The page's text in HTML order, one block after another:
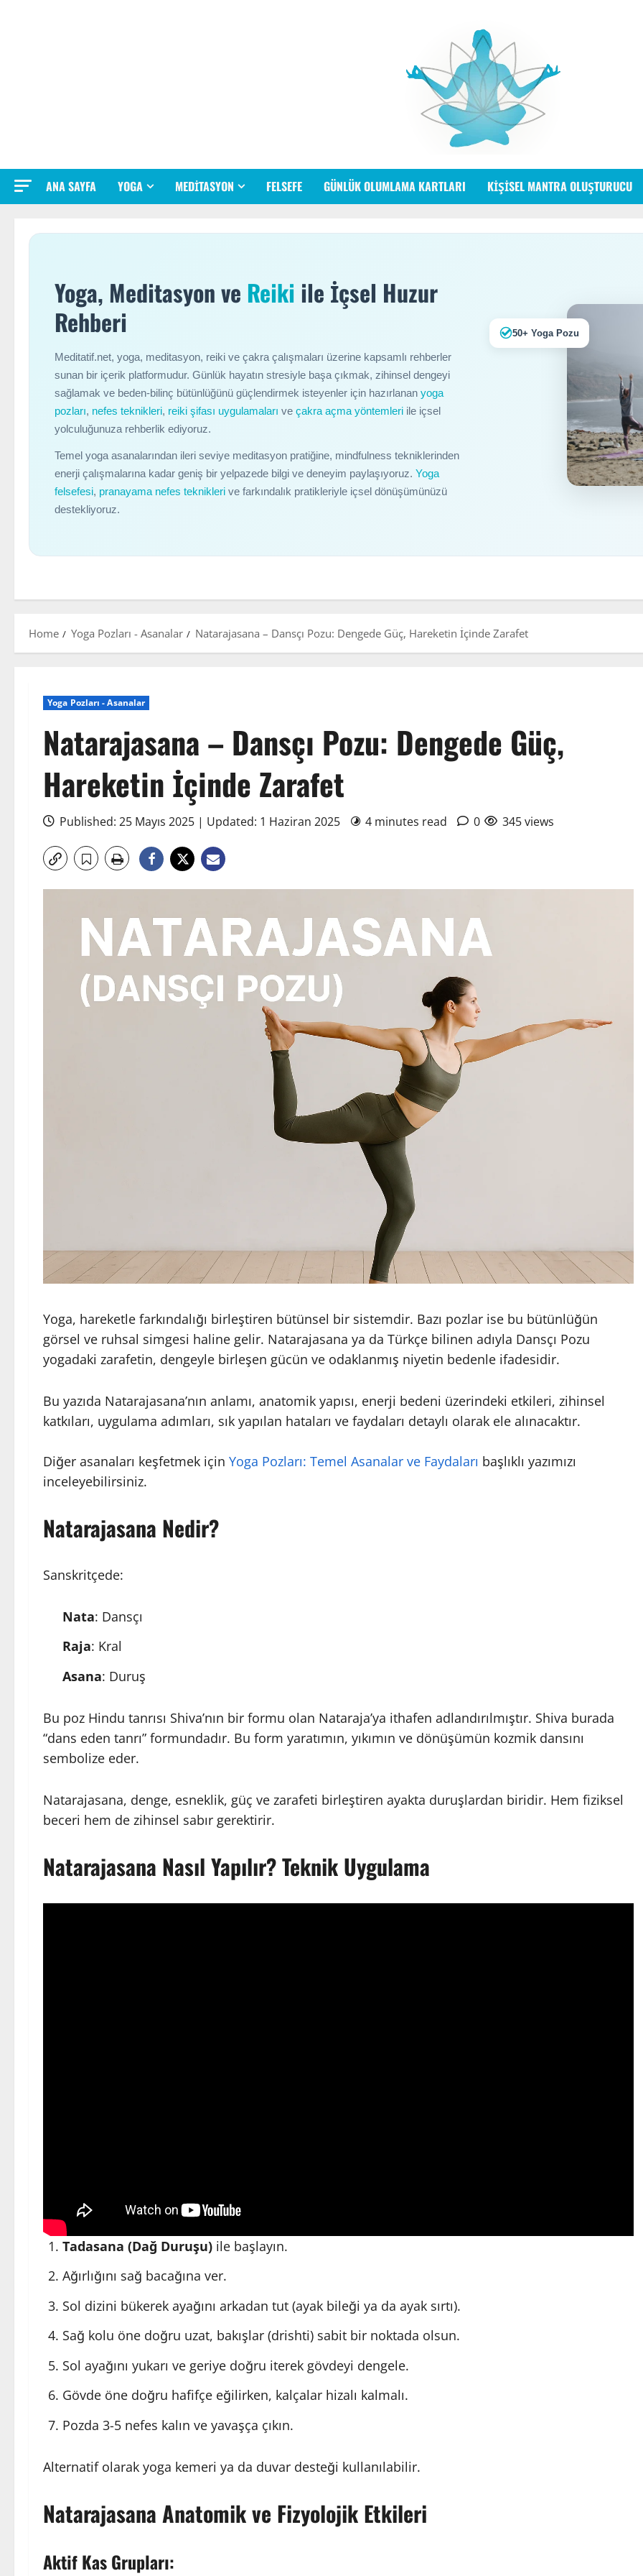
ANA SAYFA YOGA MEDITASYON FELSEFE GÜNLÜK OLUMLAMA KARTLARI KIŞISEL MANTRA OLUŞTURUCU
Yoga, Meditasyon ve Reiki ile İçsel Huzur
Rehberi
Meditatif.net, yoga, meditasyon, reiki ve çakra çalışmaları üzerine kapsamlı rehberler
sunan bir içerik platformudur. Günlük hayatın stresiyle başa çıkmak, zihinsel dengeyi
sağlamak ve beden-bilinç bütünlüğünü güçlendirmek isteyenler için hazırlanan yoga
pozları, nefes teknikleri, reiki şifası uygulamaları ve çakra açma yöntemleri ile içsel
yolculuğunuza rehberlik ediyoruz.
Temel yoga asanalarından ileri seviye meditasyon pratiğine, mindfulness tekniklerinden
enerji çalışmalarına kadar geniş bir yelpazede bilgi ve deneyim paylaşıyoruz. Yoga
felsefesi, pranayama nefes teknikleri ve farkındalık pratikleriyle içsel dönüşümünüzü
destekliyoruz.
50+ Yoga Pozu
Home Yoga Pozları - Asanalar Natarajasana – Dansçı Pozu: Dengede Güç, Hareketin İçinde Zarafet
Yoga Pozları - Asanalar
Natarajasana – Dansçı Pozu: Dengede Güç,
Hareketin İçinde Zarafet
Published: 25 Mayıs 2025 | Updated: 1 Haziran 2025 4 minutes read 0 345 views
Yoga, hareketle farkındalığı birleştiren bütünsel bir sistemdir. Bazı pozlar ise bu bütünlüğün
görsel ve ruhsal simgesi haline gelir. Natarajasana ya da Türkçe bilinen adıyla Dansçı Pozu
yogadaki zarafetin, dengeyle birleşen gücün ve odaklanmış niyetin bedenle ifadesidir.
Bu yazıda Natarajasana’nın anlamı, anatomik yapısı, enerji bedeni üzerindeki etkileri, zihinsel
katkıları, uygulama adımları, sık yapılan hataları ve faydaları detaylı olarak ele alınacaktır.
Diğer asanaları keşfetmek için Yoga Pozları: Temel Asanalar ve Faydaları başlıklı yazımızı
inceleyebilirsiniz.
Natarajasana Nedir?
Sanskritçede:
Nata: Dansçı
Raja: Kral
Asana: Duruş
Bu poz Hindu tanrısı Shiva’nın bir formu olan Nataraja’ya ithafen adlandırılmıştır. Shiva burada
“dans eden tanrı” formundadır. Bu form yaratımın, yıkımın ve dönüşümün kozmik dansını
sembolize eder.
Natarajasana, denge, esneklik, güç ve zarafeti birleştiren ayakta duruşlardan biridir. Hem fiziksel
beceri hem de zihinsel sabır gerektirir.
Natarajasana Nasıl Yapılır? Teknik Uygulama
Tadasana (Dağ Duruşu) ile başlayın.
Ağırlığını sağ bacağına ver.
Sol dizini bükerek ayağını arkadan tut (ayak bileği ya da ayak sırtı).
Sağ kolu öne doğru uzat, bakışlar (drishti) sabit bir noktada olsun.
Sol ayağını yukarı ve geriye doğru iterek gövdeyi dengele.
Gövde öne doğru hafifçe eğilirken, kalçalar hizalı kalmalı.
Pozda 3-5 nefes kalın ve yavaşça çıkın.
Alternatif olarak yoga kemeri ya da duvar desteği kullanılabilir.
Natarajasana Anatomik ve Fizyolojik Etkileri
Aktif Kas Grupları: